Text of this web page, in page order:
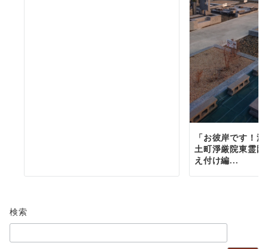
「お彼岸です！
土町淨厳院東霊
え付け編...
検索